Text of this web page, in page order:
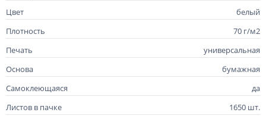
Цвет
белый
Плотность
70 г/м2
Печать
универсальная
Основа
бумажная
Самоклеющаяся
да
Листов в пачке
1650 шт.